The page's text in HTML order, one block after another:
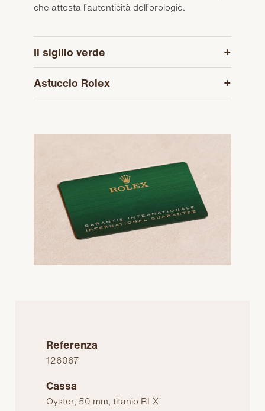
che attesta l’autenticità dell’orologio.
Il sigillo verde
Astuccio Rolex
Referenza
126067
Cassa
Oyster, 50 mm, titanio RLX